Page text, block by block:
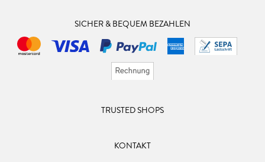
SICHER & BEQUEM BEZAHLEN
TRUSTED SHOPS
KONTAKT